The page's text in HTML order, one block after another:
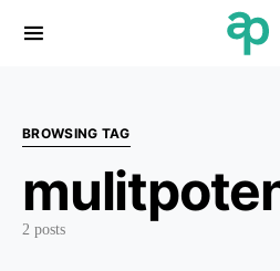
Search for:
BROWSING TAG
2 posts